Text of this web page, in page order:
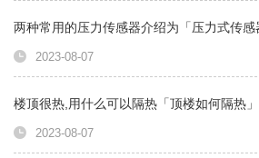
两种常用的压力传感器介绍为「压力式传感
2023-08-07
楼顶很热,用什么可以隔热「顶楼如何隔热」
2023-08-07